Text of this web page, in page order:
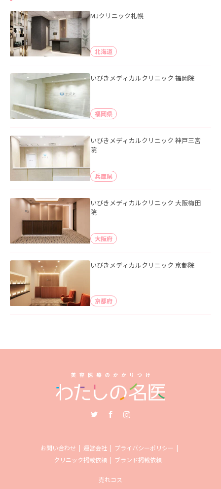
MJクリニック札幌
北海道
いびきメディカルクリニック 福岡院
福岡県
いびきメディカルクリニック 神戸三宮
院
兵庫県
いびきメディカルクリニック 大阪梅田
院
大阪府
いびきメディカルクリニック 京都院
京都府
お問い合わせ 運営会社
プライバシーポリシー
クリニック掲載依頼
ブランド掲載依頼
売れコス